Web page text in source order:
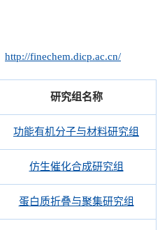
http://finechem.dicp.ac.cn/
研究组名称
功能有机分子与材料研究组
仿生催化合成研究组
蛋白质折叠与聚集研究组